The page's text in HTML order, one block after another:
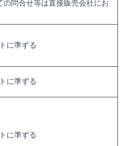
の問合せ等は直接販売会社にお
に準ずる
に準ずる
に準ずる